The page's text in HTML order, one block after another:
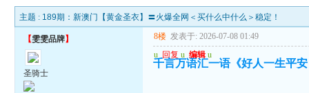
主题 : 189期：新澳门【黄金圣衣】〓火爆全网＜买什么中什么＞稳定！
【雯雯品牌】
圣骑士
8楼 发表于: 2026-07-08 01:49
u 回复 u 编辑 u
千言万语汇一语《好人一生平安